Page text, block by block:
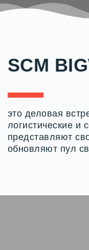
SCM
это деловая
логистические и
представляют
обновляют пул